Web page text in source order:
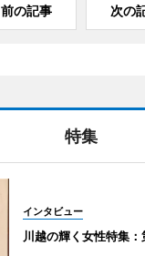
前の記事 次の
特集
インタビュー
川越の輝く女性特集